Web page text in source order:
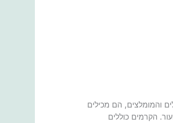
והמומלצים, הם מכילים
הקרמים כוללים